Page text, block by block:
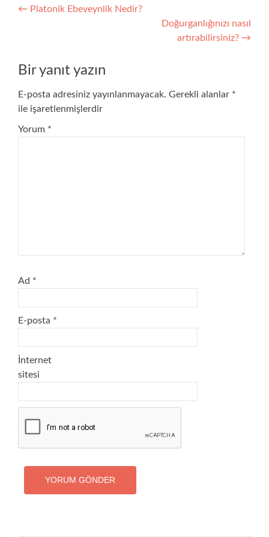
Yazı
← Platonik Ebeveynlik Nedir?
Doğurganlığınızı nasıl
artırabilirsiniz? →
Bir yanıt yazın
E-posta adresiniz yayınlanmayacak. Gerekli alanlar *
ile işaretlenmişlerdir
Yorum *
Ad *
E-posta *
İnternet
sitesi